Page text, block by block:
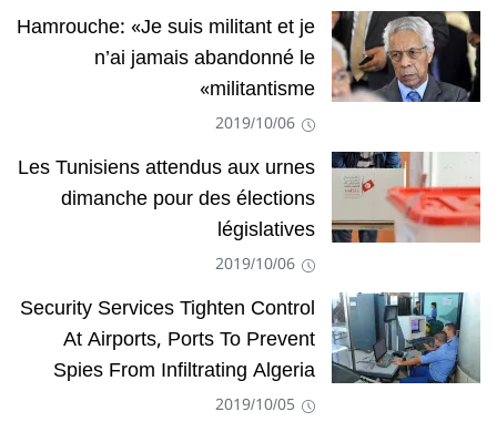
Hamrouche: «Je suis militant et je
n’ai jamais abandonné le
militantisme»
2019/10/06
Les Tunisiens attendus aux urnes
dimanche pour des élections
législatives
2019/10/06
Security Services Tighten Control
At Airports, Ports To Prevent
Spies From Infiltrating Algeria
2019/10/05